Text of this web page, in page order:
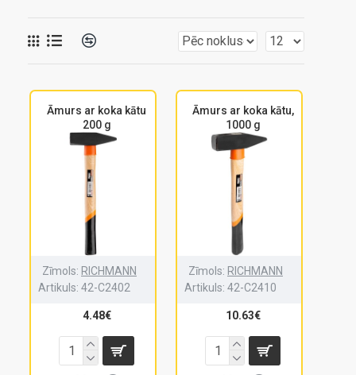
Āmurs ar koka kātu
200 g
Zīmols: RICHMANN
Artikuls: 42-C2402
4.48€
Āmurs ar koka kātu,
1000 g
Zīmols: RICHMANN
Artikuls: 42-C2410
10.63€